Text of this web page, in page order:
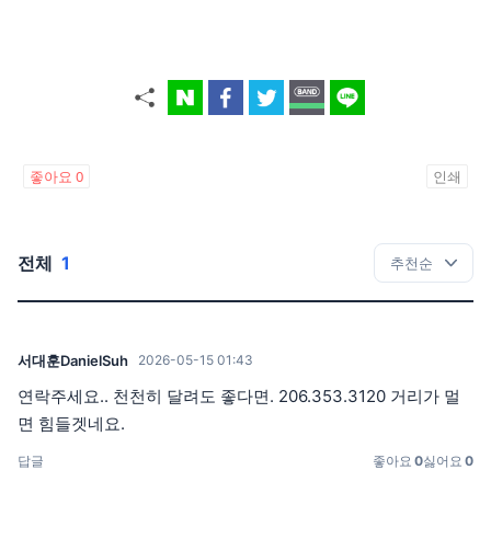
좋아요 0 인쇄
전체 1
서대훈DanielSuh 2026-05-15 01:43
연락주세요.. 천천히 달려도 좋다면. 206.353.3120 거리가 멀
면 힘들겟네요.
답글 좋아요 0싫어요 0